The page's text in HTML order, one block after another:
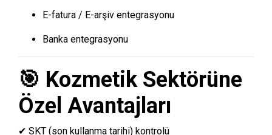
E-fatura / E-arşiv entegrasyonu
Banka entegrasyonu
🎯 Kozmetik Sektörüne
Özel Avantajları
✔ SKT (son kullanma tarihi) kontrolü